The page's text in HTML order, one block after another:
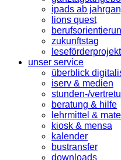
ipads ab
lions quest
zukunftstag
unser service
überblick
iserv & medien
stunden-/
beratung & hilfe
lehrmittel &
kiosk & mensa
kalender
bustransfer
downloads